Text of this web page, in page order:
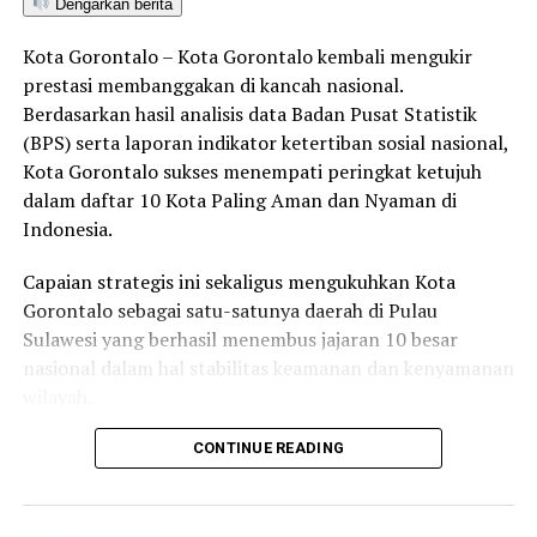
terpanjang di propinsi Gorontalo, bahkan beberapa
Tetapi existing ini tidak seberapa dinding kepulauan
Riau yang luas daratannya hanya 4 persen disbanding
luas lautnya.
Oleh sebab itu, Thariq mengaku berterima kasih kepada
Ketua Umum dan Sekretaris Umum ASPEKSINDO atas
kepercayaan ini , dan juga berterima kasih kepada Bupati
mendorong dirinya untuk tampil di pentas nasional.
Kabupaten Gorontalo Jadi Tujuan Kaji Banding
Penanganan Stunting
DON'T MISS
Dengarkan berita
Kota Gorontalo – Kota Gorontalo kembali mengukir
prestasi membanggakan di kancah nasional.
Berdasarkan hasil analisis data Badan Pusat Statistik
(BPS) serta laporan indikator ketertiban sosial nasional,
Kota Gorontalo sukses menempati peringkat ketujuh
dalam daftar 10 Kota Paling Aman dan Nyaman di
Indonesia.
Capaian strategis ini sekaligus mengukuhkan Kota
Gorontalo sebagai satu-satunya daerah di Pulau
Sulawesi yang berhasil menembus jajaran 10 besar
nasional dalam hal stabilitas keamanan dan kenyamanan
Sebagai pusat pemerintahan, pertumbuhan ekonomi,
Tomini, Kota Gorontalo terbukti mampu menjaga
CONTINUE READING